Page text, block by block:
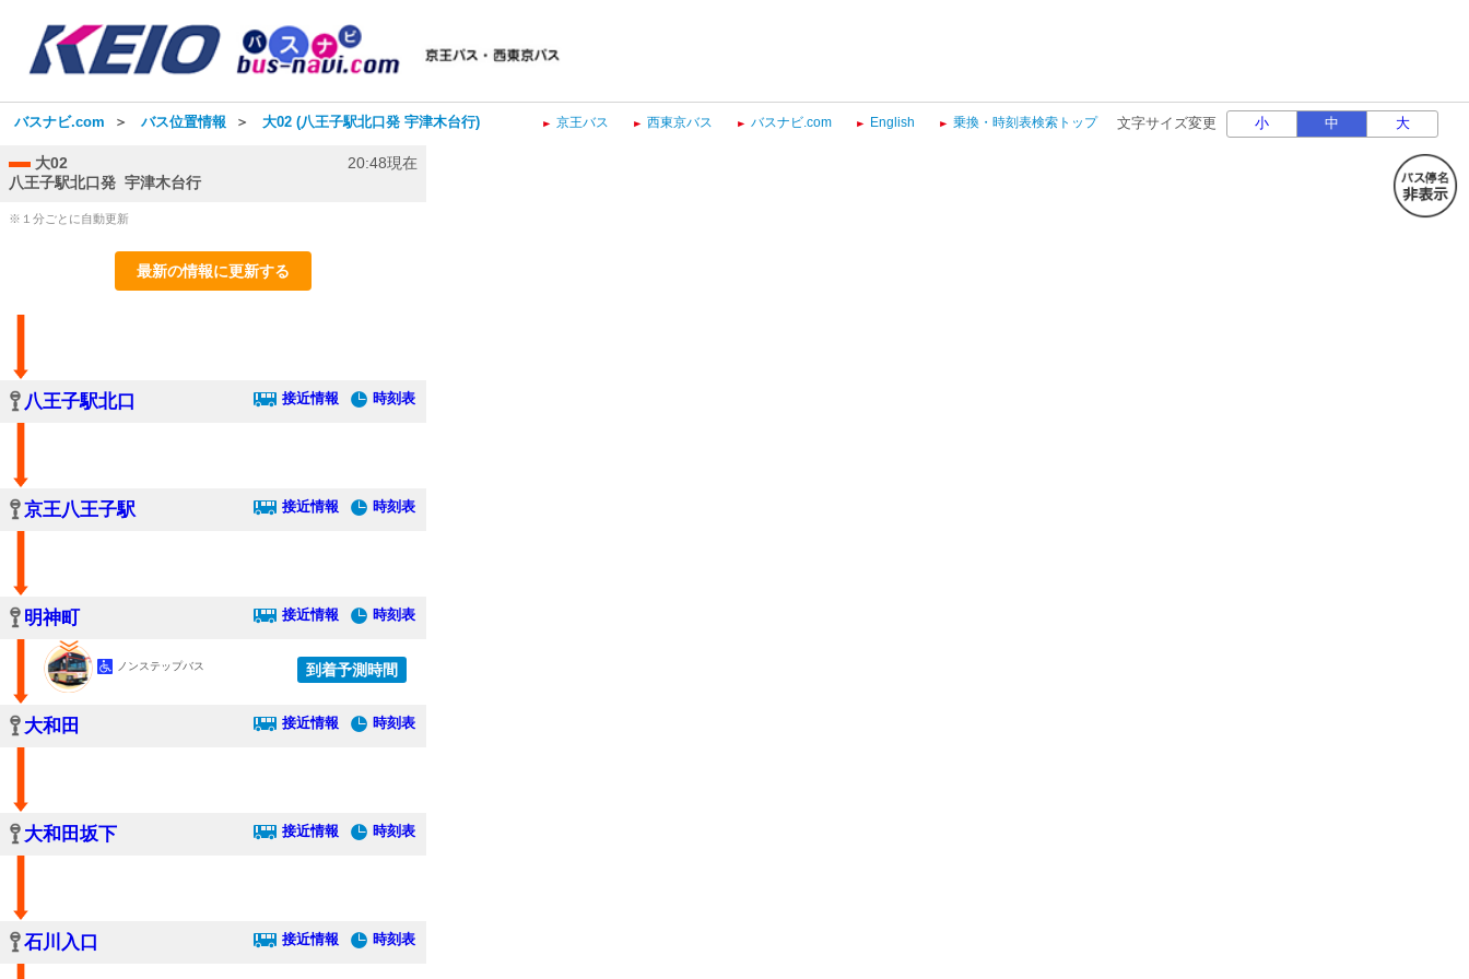
京王バス 西東京バス バスナビ.com English 乗換・時刻表検索トップ 文字サイズ変更 小 中 大
バスナビ.com ＞ バス位置情報 ＞ 大02 (八王子駅北口発 宇津木台行)
大02
八王子駅北口発 宇津木台行
20:48現在
※１分ごとに自動更新
最新の情報に更新する
八王子駅北口 接近情報 時刻表
京王八王子駅 接近情報 時刻表
明神町 接近情報 時刻表
ノンステップバス 到着予測時間
大和田 接近情報 時刻表
大和田坂下 接近情報 時刻表
石川入口 接近情報 時刻表